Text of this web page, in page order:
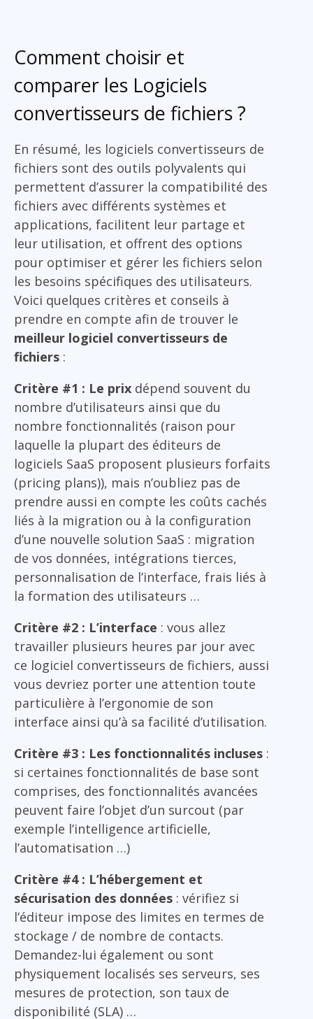
Comment choisir et
comparer les Logiciels
convertisseurs de fichiers ?
En résumé, les logiciels convertisseurs de
fichiers sont des outils polyvalents qui
permettent d’assurer la compatibilité des
fichiers avec différents systèmes et
applications, facilitent leur partage et
leur utilisation, et offrent des options
pour optimiser et gérer les fichiers selon
les besoins spécifiques des utilisateurs.
Voici quelques critères et conseils à
prendre en compte afin de trouver le
meilleur logiciel convertisseurs de
fichiers :
Critère #1 : Le prix dépend souvent du
nombre d’utilisateurs ainsi que du
nombre fonctionnalités (raison pour
laquelle la plupart des éditeurs de
logiciels SaaS proposent plusieurs forfaits
(pricing plans)), mais n’oubliez pas de
prendre aussi en compte les coûts cachés
liés à la migration ou à la configuration
d’une nouvelle solution SaaS : migration
de vos données, intégrations tierces,
personnalisation de l’interface, frais liés à
la formation des utilisateurs …
Critère #2 : L’interface : vous allez
travailler plusieurs heures par jour avec
ce logiciel convertisseurs de fichiers, aussi
vous devriez porter une attention toute
particulière à l’ergonomie de son
interface ainsi qu’à sa facilité d’utilisation.
Critère #3 : Les fonctionnalités incluses :
si certaines fonctionnalités de base sont
comprises, des fonctionnalités avancées
peuvent faire l’objet d’un surcout (par
exemple l’intelligence artificielle,
l’automatisation …)
Critère #4 : L’hébergement et
sécurisation des données : vérifiez si
l’éditeur impose des limites en termes de
stockage / de nombre de contacts.
Demandez-lui également ou sont
physiquement localisés ses serveurs, ses
mesures de protection, son taux de
disponibilité (SLA) …